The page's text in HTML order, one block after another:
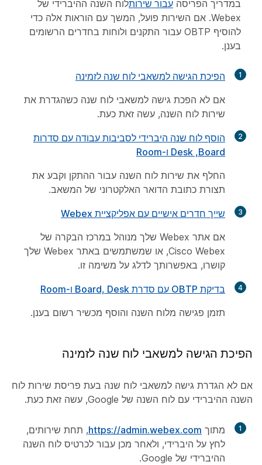
במדריך הפריסה עבור שירותלוח השנה ההיברידי של
Webex. אם השירות פועל, המשך עם הוראות אלה כדי
להוסיף OBTP עבור התקנים ולוחות בחדרים הרשומים
בענן.
1
הפיכת הגישה למשאבי לוח שנה לזמינה
אם לא הפכת גישה למשאבי לוח שנה כשהגדרת את
שירות לוח השנה, עשה זאת כעת.
2
הוסף לוח שנה היברידי לסביבות עבודה עם סדרות
Board‏, Desk ו-Room
החלף את שירות לוח השנה עבור ההתקן וקבע את
תצורת כתובת הדואר האלקטרוני של המשאב.
3
שייך חדרים אישיים עם אפליקציית Webex
אם אתר Webex שלך מנוהל במרכז הבקרה של
Cisco Webex, או שמשתמשים באתר Webex שלך
קושרו, באפשרותך לדלג על משימה זו.
4
בדיקת OBTP עם סדרת Board, Desk ו-Room
תזמן פגישה מלוח השנה והוסף מכשיר רשום בענן.
הפיכת הגישה למשאבי לוח שנה לזמינה
אם לא הגדרת גישה למשאבי לוח שנה בעת פריסת שירות לוח
השנה ההיברידי עם לוח השנה של Google, עשה זאת כעת.
1 מתוך https://admin.webex.com, תחת שירותים,
לחץ על היברידי, ולאחר מכן עבור לכרטיס לוח השנה
ההיברידי של Google.